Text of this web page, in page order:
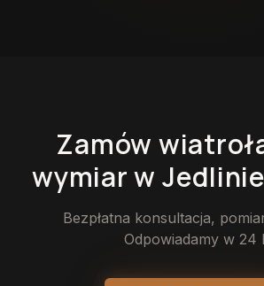
Zamów
wymiarw
Bezpłatna konsultacja,
Odpowiadamy w 24